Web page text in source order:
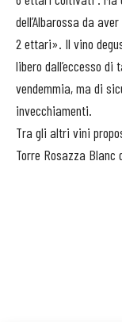
dell’Albarossa da
2 ettari». Il vino
libero dall’eccesso di
vendemmia, ma di
invecchiamenti.
Tra gli altri vini
Torre Rosazza Blanc